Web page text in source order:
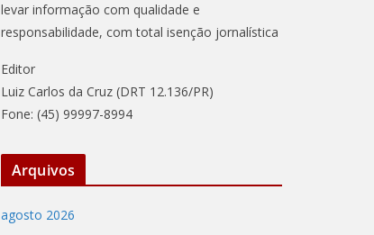
levar informação com qualidade e
responsabilidade, com total isenção jornalística
Editor
Luiz Carlos da Cruz (DRT 12.136/PR)
Fone: (45) 99997-8994
Arquivos
agosto 2026